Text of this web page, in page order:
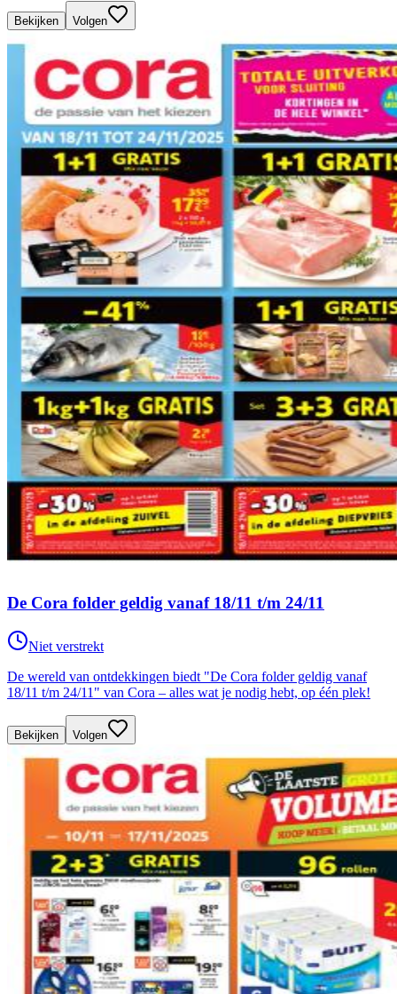
Bekijken Volgen
De Cora folder geldig vanaf 18/11 t/m 24/11
Niet verstrekt
De wereld van ontdekkingen biedt "De Cora folder geldig vanaf
18/11 t/m 24/11" van Cora – alles wat je nodig hebt, op één plek!
Bekijken Volgen